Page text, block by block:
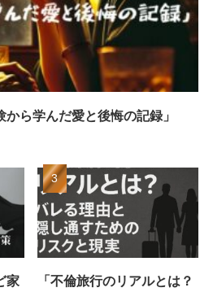
ら学んだ愛と後悔の記録」
家
「不倫旅行のリアルとは？